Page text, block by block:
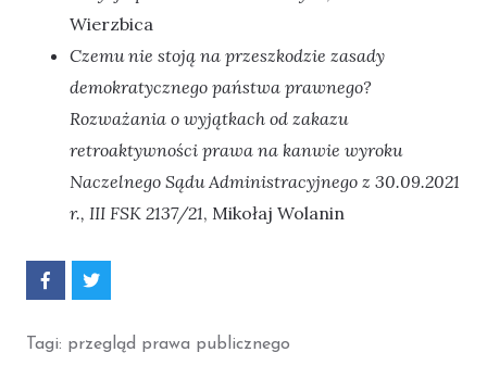
Wierzbica
Czemu nie stoją na przeszkodzie zasady
demokratycznego państwa prawnego?
Rozważania o wyjątkach od zakazu
retroaktywności prawa na kanwie wyroku
Naczelnego Sądu Administracyjnego z 30.09.2021
r., III FSK 2137/21, Mikołaj Wolanin
o
i
o
i
Tagi: przegląd prawa publicznego